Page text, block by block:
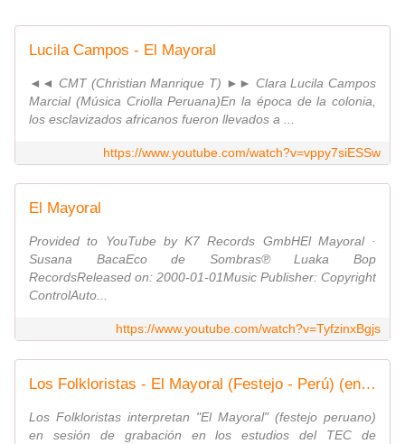
Lucila Campos - El Mayoral
◄◄ CMT (Christian Manrique T) ►► Clara Lucila Campos
Marcial (Música Criolla Peruana)En la época de la colonia,
los esclavizados africanos fueron llevados a ...
https://www.youtube.com/watch?v=vppy7siESSw
El Mayoral
Provided to YouTube by K7 Records GmbHEl Mayoral ·
Susana BacaEco de Sombras℗ Luaka Bop
RecordsReleased on: 2000-01-01Music Publisher: Copyright
ControlAuto...
https://www.youtube.com/watch?v=TyfzinxBgjs
Los Folkloristas - El Mayoral (Festejo - Perú) (en directo en el estudio)
Los Folkloristas interpretan "El Mayoral" (festejo peruano)
en sesión de grabación en los estudios del TEC de